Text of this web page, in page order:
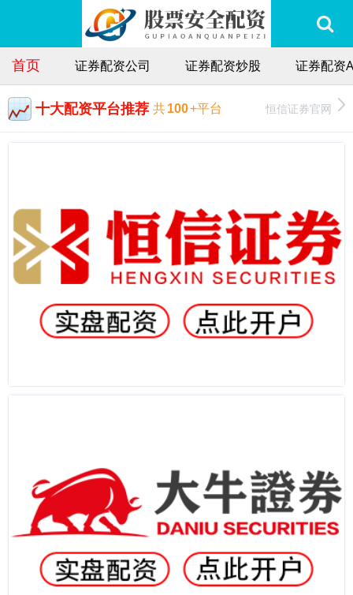
首页 证券配资公司 证券配资炒股 证券配资
十大配资平台推荐 共100+平台 恒信证券官网